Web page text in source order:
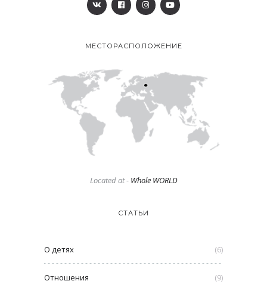
МЕСТОРАСПОЛОЖЕНИЕ
Located at - Whole WORLD
СТАТЬИ
О детях (6)
Отношения (9)